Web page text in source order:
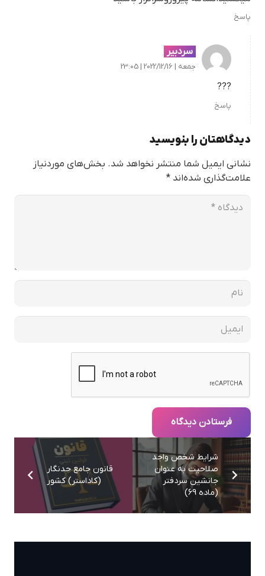
پاسخ
سردبیر
جمعه | 2022/12/16 | 23:05
???
پاسخ
دیدگاهتان را بنویسید
نشانی ایمیل شما منتشر نخواهد شد. بخش‌های موردنیاز
علامت‌گذاری شده‌اند *
فرستادن دیدگاه
قانون جامع حدنگار
(کاداستر) کشور
شرایط شخص واجد
صلاحیت به عنوان
جانشین سردفتر
(ماده 69)